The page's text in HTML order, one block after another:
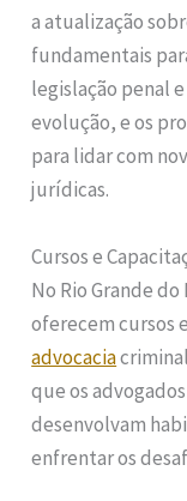
a atualização
fundamentais
legislação penal
evolução, e os
para lidar com
jurídicas.
Cursos e
No Rio Grande
oferecem cursos
advocacia
que os
desenvolvam
enfrentar os